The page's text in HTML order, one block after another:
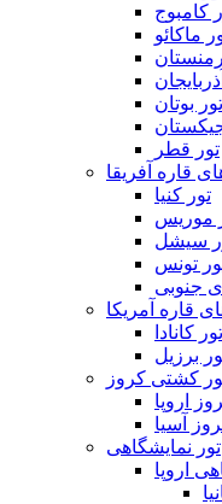
کامبوج
ماکائو
تور بوتان
تور قطر
قاره آفریقا
تور کنیا
موریس
سیشل
تونس
جنوبی
قاره آمریکا
تور کانادا
برزیل
کشتی کروز
اروپا
آسیا
تور نمایشگاهی
اروپا